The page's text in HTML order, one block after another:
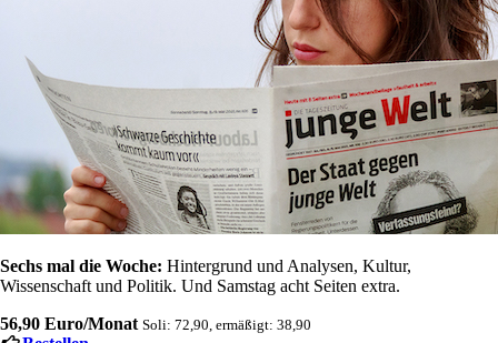
Sechs mal die Woche: Hintergrund und Analysen, Kultur,
Wissenschaft und Politik. Und Samstag acht Seiten extra.
56,90 Euro/Monat Soli: 72,90, ermäßigt: 38,90